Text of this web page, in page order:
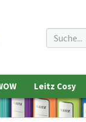
Leitz Cosy